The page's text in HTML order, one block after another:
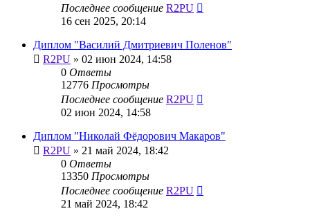
Последнее сообщение R2PU
16 сен 2025, 20:14
Диплом "Василий Дмитриевич Поленов"
R2PU » 02 июн 2024, 14:58
0 Ответы
12776 Просмотры
Последнее сообщение R2PU
02 июн 2024, 14:58
Диплом "Николай Фёдорович Макаров"
R2PU » 21 май 2024, 18:42
0 Ответы
13350 Просмотры
Последнее сообщение R2PU
21 май 2024, 18:42